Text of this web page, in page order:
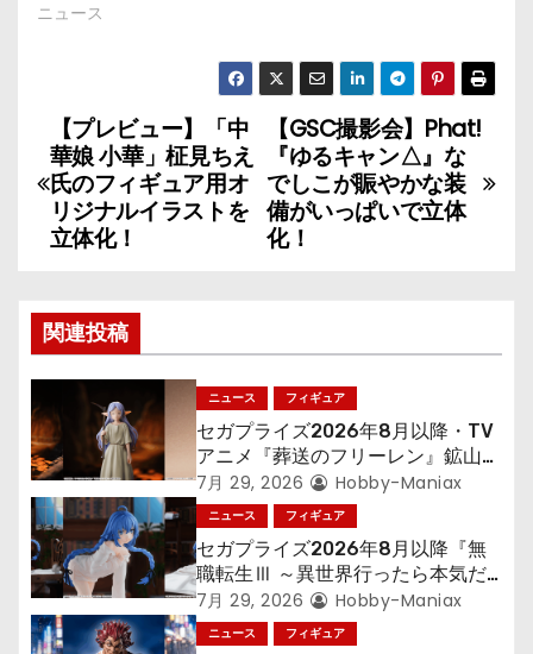
ニュース
投
稿
ナ
ゲ
ー
シ
ョ
ン
【GSC撮影会】Phat!
『ゆるキャン△』な
でしこが賑やかな装
備がいっぱいで立体
化！
【プレビュー】「中
華娘 小華」柾見ちえ
氏のフィギュア用オ
リジナルイラストを
立体化！
関連投稿
ニュース フィギュア
セガプライズ2026年8月以降・TV
アニメ『葬送のフリーレン』鉱山で
300年働くことになっっちゃった
「フリーレン」を立体化！
7月 29, 2026 Hobby-Maniax
ニュース フィギュア
セガプライズ2026年8月以降『無
職転生Ⅲ ～異世界行ったら本気だ
す～』から「ロキシー」のフィギュ
アが登場！
7月 29, 2026 Hobby-Maniax
ニュース フィギュア